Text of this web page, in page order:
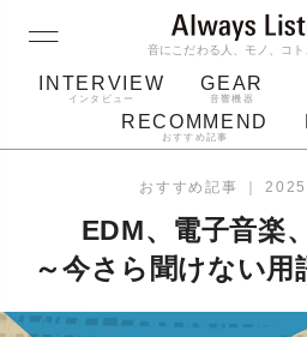
音にこだわる人、モノ、コ
INTERVIEW
インタビュー
GEAR
音響機器
RECOMMEND
おすすめ記事
ジャケット
レコード
おすすめ記事 ｜
EDM、電子音楽
～今さら聞けない用